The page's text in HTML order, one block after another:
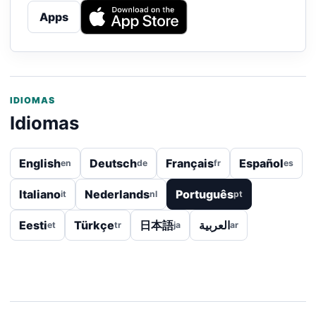
Apps
IDIOMAS
Idiomas
Englishen Deutschde Françaisfr Españoles
Italianoit Nederlandsnl Portuguêspt
Eestiet Türkçetr 日本語ja العربيةar